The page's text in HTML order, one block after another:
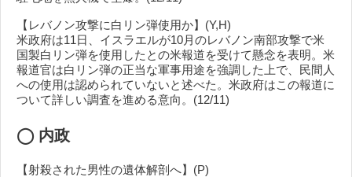
【レバノン攻撃に白リン弾使用か】(Y,H)
米政府は11日、イスラエルが10月のレバノン南部攻撃で米
国製白リン弾を使用したとの米報道を受けて懸念を表明。米
報道官は白リン弾の正当な軍事用途を強調した上で、民間人
への使用は認められていないと述べた。米政府はこの報道に
ついて詳しい調査を進める意向。(12/11)
◯ 内政
【射殺された男性の遺体解剖へ】(P)